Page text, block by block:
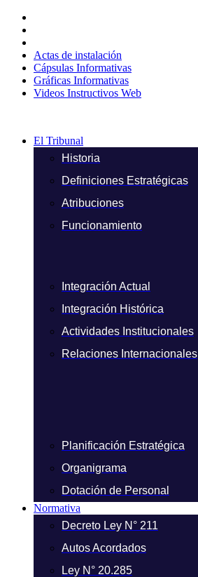
contenido
Actas de instalación
Cápsulas Informativas
Gráficas Informativas
Videos Instructivos Web
El Tribunal
Historia
Definiciones Estratégicas
Atribuciones
Funcionamiento
Integración Actual
Integración Histórica
Actividades Institucionales
Relaciones Internacionales
Planificación Estratégica
Organigrama
Dotación de Personal
Normativa
Decreto Ley N° 211
Autos Acordados
Ley N° 20.285